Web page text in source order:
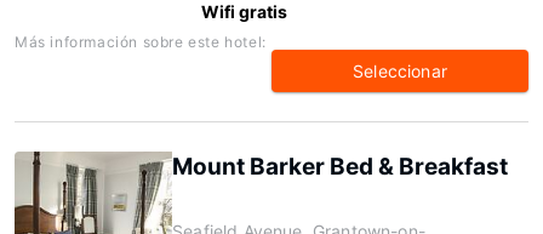
Wifi gratis
Más información sobre este hotel:
Seleccionar
Mount Barker Bed & Breakfast